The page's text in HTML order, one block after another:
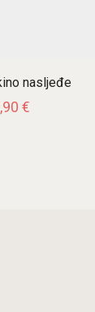
nasljeđe
€